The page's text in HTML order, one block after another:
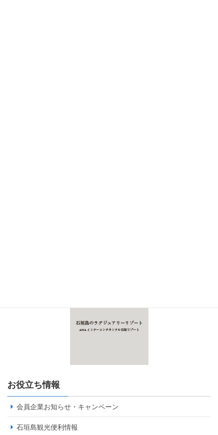
お役立ち情報
会員企業お知らせ・キャンペーン
石垣島観光便利情報